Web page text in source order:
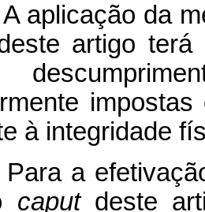
A aplicação da
artigo terá
à integridade
Para a
caputdeste